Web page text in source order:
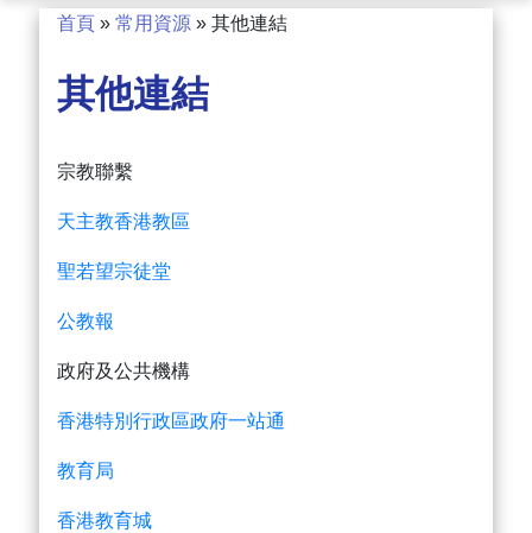
首頁 » 常用資源 » 其他連結
其他連結
宗教聯繫
天主教香港教區
聖若望宗徒堂
公教報
政府及公共機構
香港特別行政區政府一站通
教育局
香港教育城